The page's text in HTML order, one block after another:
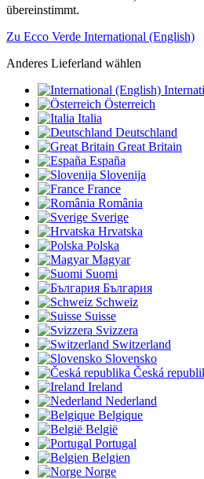
übereinstimmt.
Zu Ecco Verde International (English)
Anderes Lieferland wählen
Österreich
Italia
Deutschland
Great Britain
España
Slovenija
France
România
Sverige
Hrvatska
Polska
Magyar
Suomi
България
Schweiz
Suisse
Svizzera
Switzerland
Slovensko
Česká
Ireland
Nederland
Belgique
België
Portugal
Belgien
Norge